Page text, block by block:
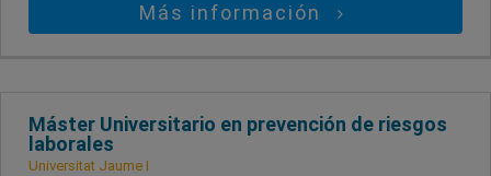
Más información
Máster Universitario en prevención de riesgos
laborales
Universitat Jaume I